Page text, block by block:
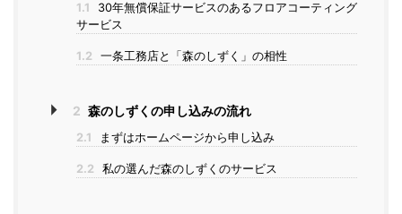
1.1
30年無償保証サービスのあるフロアコーティング
サービス
1.2 一条工務店と「森のしずく」の相性
2 森のしずくの申し込みの流れ
2.1 まずはホームページから申し込み
2.2 私の選んだ森のしずくのサービス